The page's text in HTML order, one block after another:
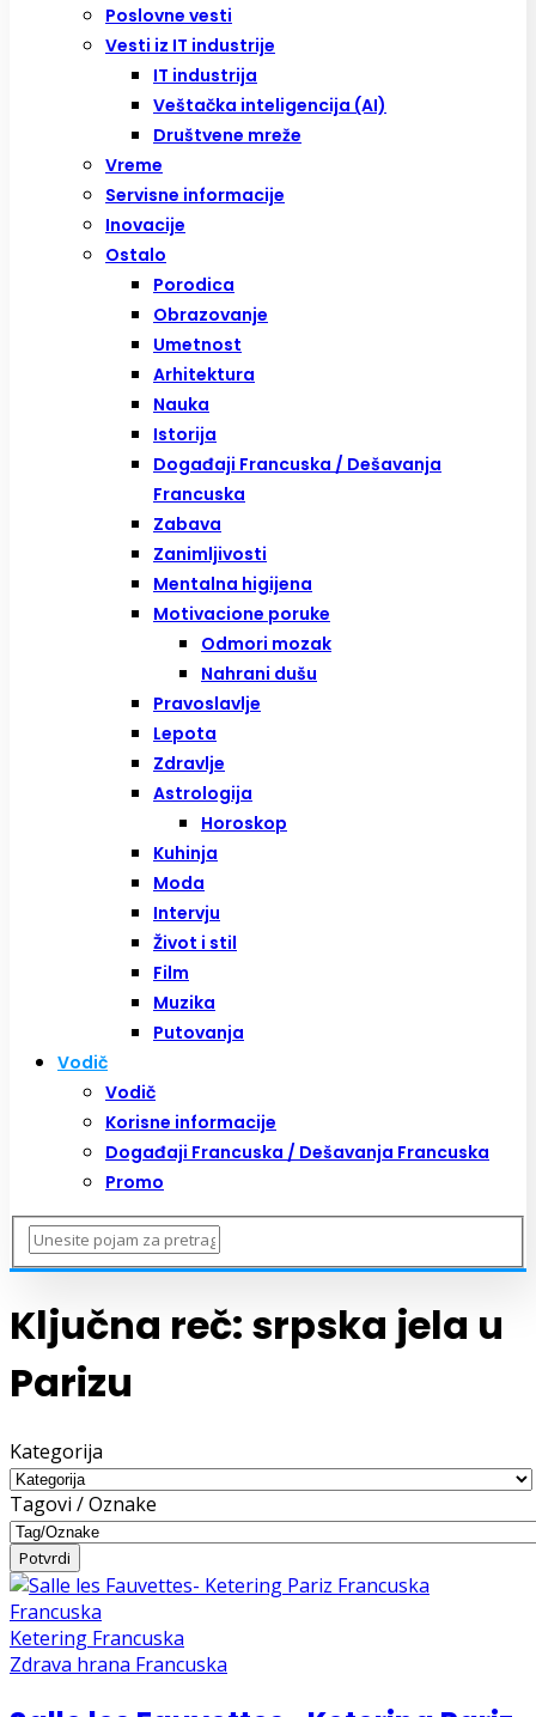
Poslovne vesti
Vesti iz IT industrije
IT industrija
Veštačka inteligencija (AI)
Društvene mreže
Vreme
Servisne informacije
Inovacije
Ostalo
Porodica
Obrazovanje
Umetnost
Arhitektura
Nauka
Istorija
Događaji Francuska / Dešavanja
Francuska
Zabava
Zanimljivosti
Mentalna higijena
Motivacione poruke
Odmori mozak
Nahrani dušu
Pravoslavlje
Lepota
Zdravlje
Astrologija
Horoskop
Kuhinja
Moda
Intervju
Život i stil
Film
Muzika
Putovanja
Vodič
Vodič
Korisne informacije
Događaji Francuska / Dešavanja Francuska
Promo
Ključna reč: srpska jela u
Parizu
Kategorija
Tagovi / Oznake
Francuska
Ketering Francuska
Zdrava hrana Francuska